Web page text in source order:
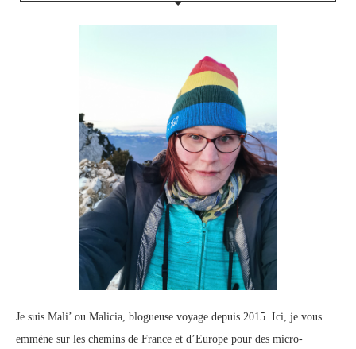
Je suis Mali’ ou Malicia, blogueuse voyage depuis 2015. Ici, je vous
emmène sur les chemins de France et d’Europe pour des micro-